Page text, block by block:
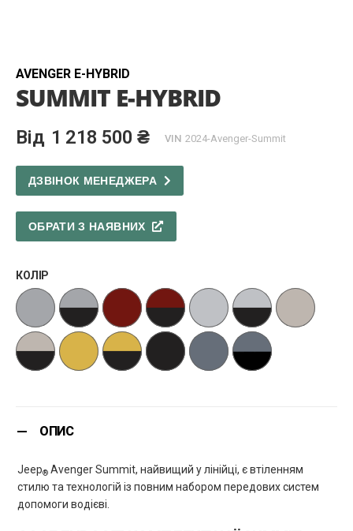
beginning
of
the
gallery
AVENGER E-HYBRID
SUMMIT E-HYBRID
1 218 500 ₴ VIN 2024-Avenger-Summit
ДЗВІНОК МЕНЕДЖЕРА
ОБРАТИ З НАЯВНИХ
КОЛІР
ОПИС
Jeep® Avenger Summit, найвищий у лінійці, є втіленням
стилю та технологій із повним набором передових систем
допомоги водієві.